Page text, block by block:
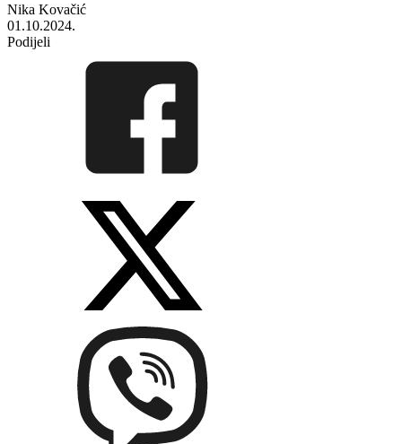
Nika Kovačić
01.10.2024.
Podijeli